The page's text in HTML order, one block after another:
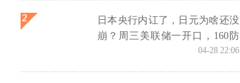
日本央行内讧了，日元为啥还没
崩？周三美联储一开口，160防
04-28 22:06